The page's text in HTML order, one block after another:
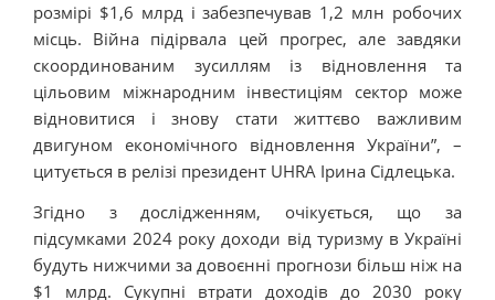
розмірі $1,6 млрд і забезпечував 1,2 млн робочих
місць. Війна підірвала цей прогрес, але завдяки
скоординованим зусиллям із відновлення та
цільовим міжнародним інвестиціям сектор може
відновитися і знову стати життєво важливим
двигуном економічного відновлення України”, –
цитується в релізі президент UHRA Ірина Сідлецька.
Згідно з дослідженням, очікується, що за
підсумками 2024 року доходи від туризму в Україні
будуть нижчими за довоєнні прогнози більш ніж на
$1 млрд. Сукупні втрати доходів до 2030 року